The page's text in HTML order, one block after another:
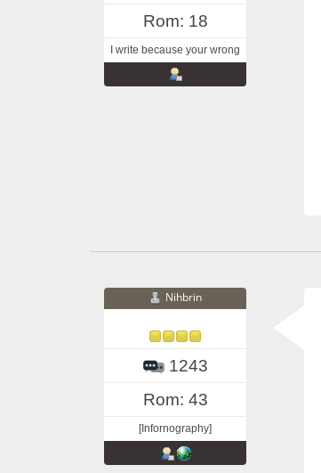
Rom: 18
I write because your wrong
Nihbrin
1243
Rom: 43
[Infornography]